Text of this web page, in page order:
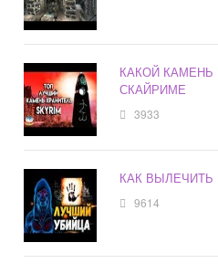
КАКОЙ КАМЕНЬ
СКАЙРИМЕ
3933
КАК
9614